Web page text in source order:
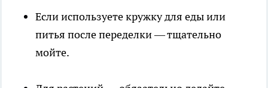
Если используете кружку для еды или
питья после переделки — тщательно
мойте.